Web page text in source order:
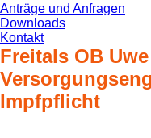
Anträge und Anfragen
Downloads
Kontakt
Freitals OB
Impfpflicht